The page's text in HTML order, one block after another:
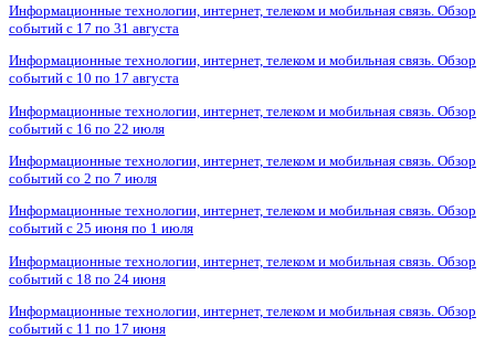
Информационные технологии, интернет, телеком и мобильная связь. Обзор
событий с 17 по 31 августа
Информационные технологии, интернет, телеком и мобильная связь. Обзор
событий с 10 по 17 августа
Информационные технологии, интернет, телеком и мобильная связь. Обзор
событий с 16 по 22 июля
Информационные технологии, интернет, телеком и мобильная связь. Обзор
событий со 2 по 7 июля
Информационные технологии, интернет, телеком и мобильная связь. Обзор
событий с 25 июня по 1 июля
Информационные технологии, интернет, телеком и мобильная связь. Обзор
событий с 18 по 24 июня
Информационные технологии, интернет, телеком и мобильная связь. Обзор
событий с 11 по 17 июня